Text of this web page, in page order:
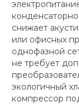
снижает
или офисных
однофазной
не требует
экологичный
компрессор